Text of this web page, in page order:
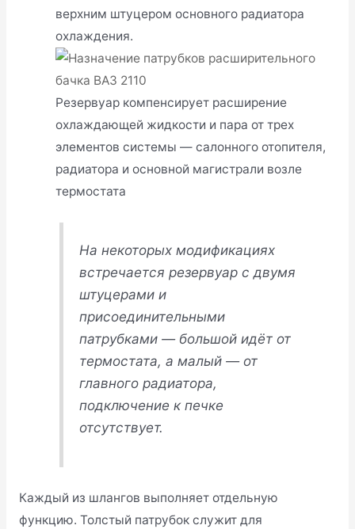
верхним штуцером основного радиатора
охлаждения.
Резервуар компенсирует расширение
охлаждающей жидкости и пара от трех
элементов системы — салонного отопителя,
радиатора и основной магистрали возле
термостата
На некоторых модификациях
встречается резервуар с двумя
штуцерами и
присоединительными
патрубками — большой идёт от
термостата, а малый — от
главного радиатора,
подключение к печке
отсутствует.
Каждый из шлангов выполняет отдельную
функцию. Толстый патрубок служит для